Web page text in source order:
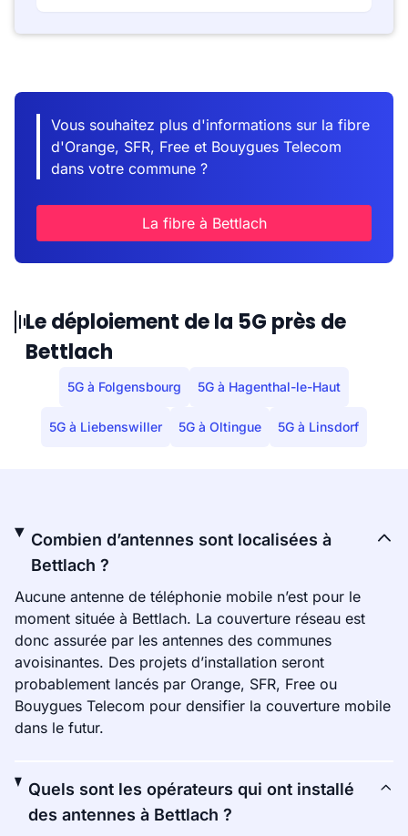
Vous souhaitez plus d'informations sur la fibre
d'Orange, SFR, Free et Bouygues Telecom
dans votre commune ?
La fibre à Bettlach
Le déploiement de la 5G près de
Bettlach
5G à Folgensbourg 5G à Hagenthal-le-Haut
5G à Liebenswiller 5G à Oltingue 5G à Linsdorf
Combien d’antennes sont localisées à
Bettlach ?
Aucune antenne de téléphonie mobile n’est pour le
moment située à Bettlach. La couverture réseau est
donc assurée par les antennes des communes
avoisinantes. Des projets d’installation seront
probablement lancés par Orange, SFR, Free ou
Bouygues Telecom pour densifier la couverture mobile
dans le futur.
Quels sont les opérateurs qui ont installé
des antennes à Bettlach ?